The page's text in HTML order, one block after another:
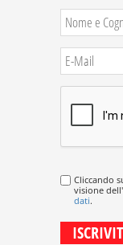
Cliccando
visione dell'
dati.